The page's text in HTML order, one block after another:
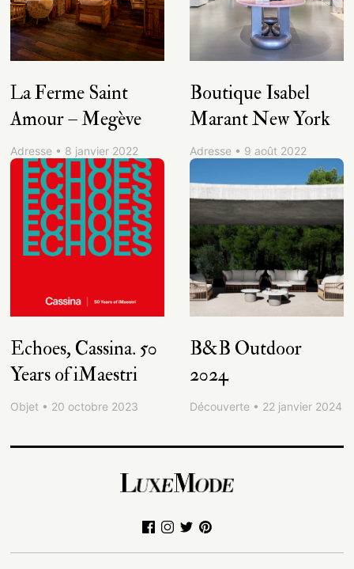
La Ferme Saint
Amour – Megève
Adresse • 8 janvier 2022
Boutique Isabel
Marant New York
Adresse • 9 août 2022
Echoes, Cassina. 50
Years of iMaestri
Objet • 20 octobre 2023
B&B Outdoor
2024
Découverte • 22 janvier 2024